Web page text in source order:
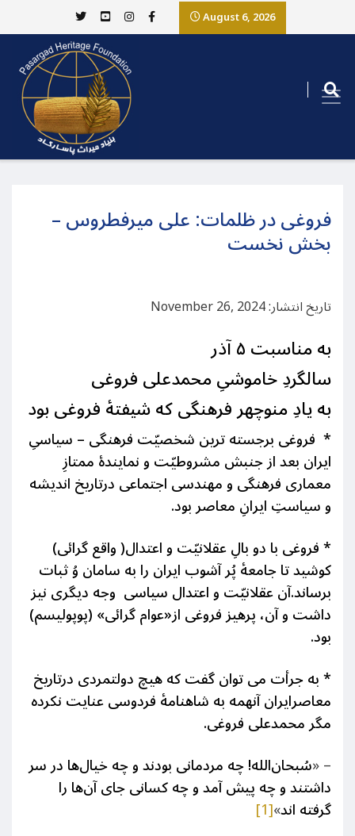
August 6, 2026
فروغی در ظلمات: علی میرفطروس –
بخش نخست
تاریخ انتشار: November 26, 2024
به مناسبت ۵ آذر
سالگردِ خاموشیِ محمدعلی فروغی
به یادِ منوچهر فرهنگی که شیفتۀ فروغی بود
* فروغی برجسته ترین شخصیّت فرهنگی – سیاسیِ
ایران بعد از جنبش مشروطیّت و نمایندۀ ممتازِ
معماری فرهنگی و مهندسی اجتماعی درتاریخ اندیشه
و سیاستِ ایرانِ معاصر بود.
* فروغی با دو بالِ عقلانیّت و اعتدال( واقع گرائی)
کوشید تا جامعۀ پُر آشوب ایران را به سامان وُ ثبات
برساند.آن عقلانیّت و اعتدال سیاسی وجه دیگری نیز
داشت و آن، پرهیز فروغی از«عوام گرائی» (پوپولیسم)
بود.
*به جرأت می توان گفت که هیچ دولتمردی درتاریخ
معاصرایران آنهمه به شاهنامۀ فردوسی عنایت نکرده
مگر محمدعلی فروغی.
– «سُبحان‌الله! چه مردمانی بودند و چه خیال‌ها در سر
داشتند و چه پیش آمد و چه کسانی جای آن‌ها را
گرفته اند»
[1]